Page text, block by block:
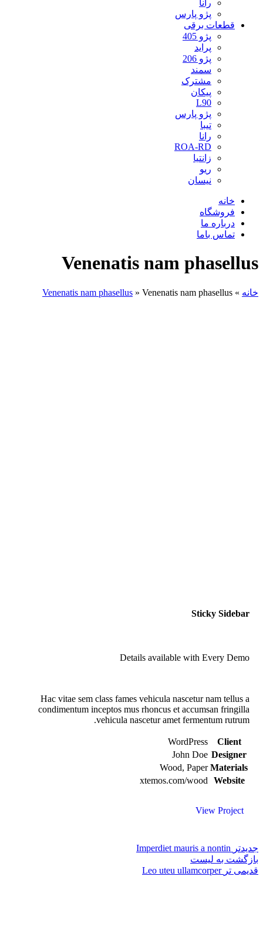
رانا
پژو پارس
قطعات برقی
پژو 405
پراید
پژو 206
سمند
مشترک
پیکان
L90
پژو پارس
تیبا
رانا
ROA-RD
زانتیا
ریو
نیسان
خانه
فروشگاه
درباره ما
تماس باما
Venenatis nam phasellus
خانه »
Venenatis nam phasellus » Venenatis nam phasellus
Sticky Sidebar
Details available with Every Demo
Hac vitae sem class fames vehicula nascetur nam tellus a
condimentum inceptos mus rhoncus et accumsan fringilla
vehicula nascetur amet fermentum rutrum.
Client
WordPress
Designer
John Doe
Materials
Wood, Paper
Website
xtemos.com/wood
View Project
جدیدتر Imperdiet mauris a nontin
بازگشت به لیست
قدیمی تر Leo uteu ullamcorper